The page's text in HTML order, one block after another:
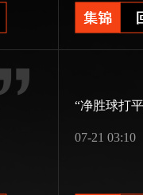
07-21 03:10